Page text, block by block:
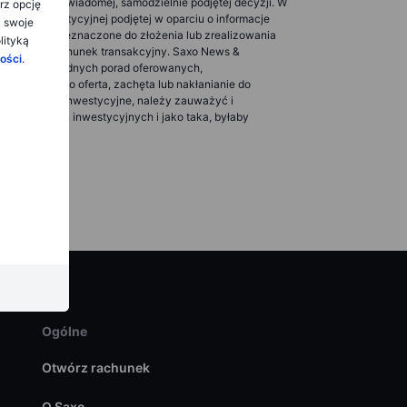
opcję
swoje
.
inwestycyjnej podjętej w oparciu o informacje
się za przeznaczone do złożenia lub zrealizowania
swój rachunek transakcyjny. Saxo News &
ani żadnych porad oferowanych,
ani jako oferta, zachęta lub nakłanianie do
badania inwestycyjne, należy zauważyć i
badań inwestycyjnych i jako taka, byłaby
Ogólne
Otwórz rachunek